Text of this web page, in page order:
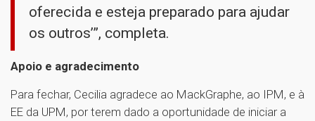
oferecida e esteja preparado para ajudar
os outros’”, completa.
Apoio e agradecimento
Para fechar, Cecilia agradece ao MackGraphe, ao IPM, e à
EE da UPM, por terem dado a oportunidade de iniciar a